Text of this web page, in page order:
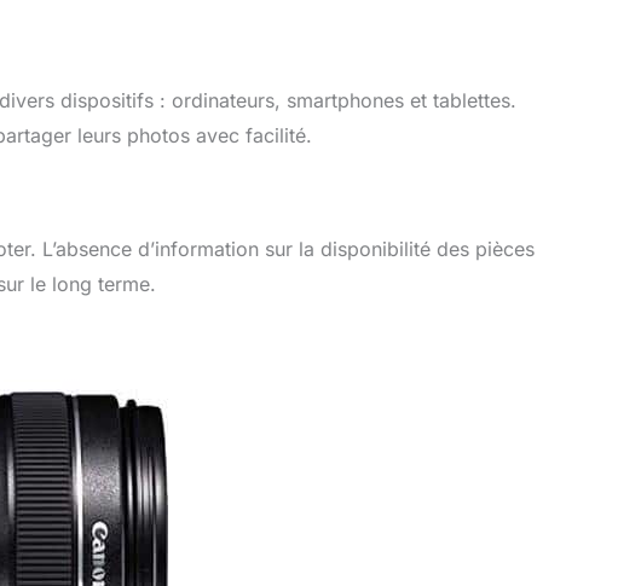
dispositifs : ordinateurs, smartphones et tablettes.
leurs photos avec facilité.
L’absence d’information sur la disponibilité des pièces
le long terme.